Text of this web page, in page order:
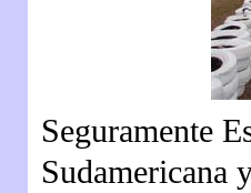
Seguramente
Sudamericana